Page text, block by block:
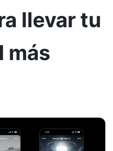
llevar tu
más